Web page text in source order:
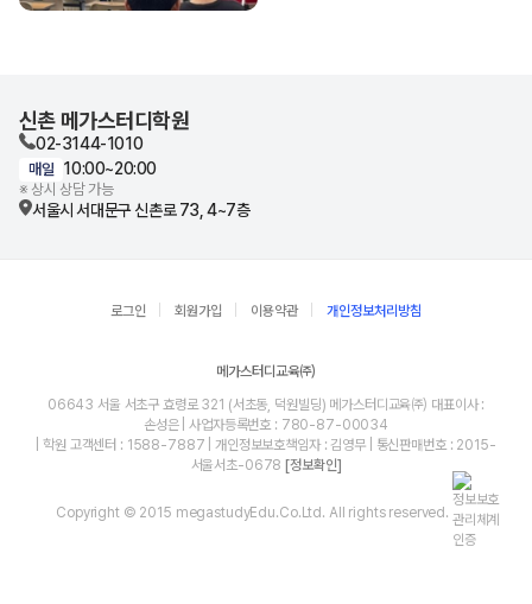
신촌 메가스터디학원
02-3144-1010
매일 10:00~20:00
※ 상시 상담 가능
서울시 서대문구 신촌로 73, 4~7층
로그인 회원가입 이용약관 개인정보처리방침
메가스터디교육㈜
06643 서울 서초구 효령로 321 (서초동, 덕원빌딩) 메가스터디교육㈜ 대표이사 :
손성은 | 사업자등록번호 : 780-87-00034
| 학원 고객센터 : 1588-7887 | 개인정보보호책임자 : 김영무 | 통신판매번호 : 2015-
서울서초-0678 [정보확인]
Copyright © 2015 megastudyEdu.Co.Ltd. All rights reserved.